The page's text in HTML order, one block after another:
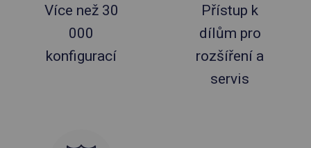
Více než 30
000
konfigurací
Přístup k
dílům pro
rozšíření a
servis